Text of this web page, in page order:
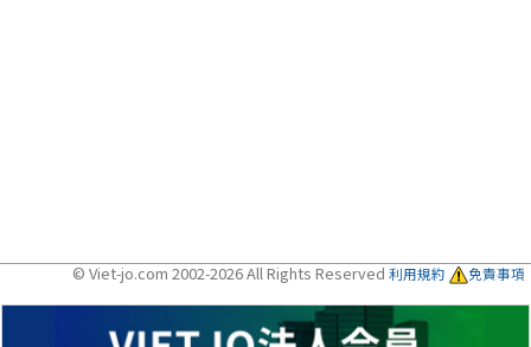
© Viet-jo.com 2002-2026 All Rights Reserved 利用規約 免責事項